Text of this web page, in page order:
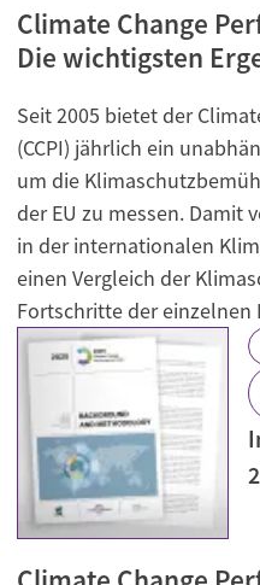
Climate Change
Die wichtigsten
Seit 2005 bietet der
(CCPI) jährlich ein
um die
der EU zu messen. Damit
in der internationalen
einen Vergleich der
Fortschritte der einzelnen